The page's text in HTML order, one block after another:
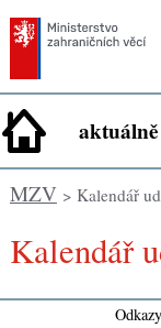
aktuálně
MZV> Kalendář
Kalendář